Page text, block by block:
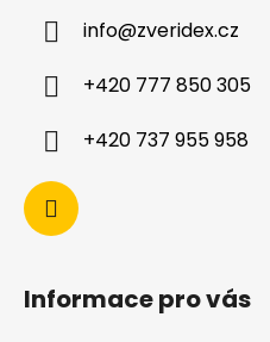
info@zveridex.cz
+420 777 850 305
+420 737 955 958
Informace pro vás